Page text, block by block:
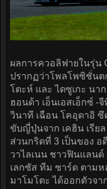
ผลการควอลิฟายในรุ่น
ปรากฏว่าโพลโพซิชั่นต
โตะห์ และ ไดซูเกะ นา
ฮอนด้า เอ็นเอสเอ็กซ์ -
วินาที เฉือน โคอุดาอิ ซึ
ขับญี่ปุ่นจาก เคฮิน เรียล
ส่วนกริดที่ 3 เป็นของ อ
วาไลเนน ชาวฟินแลน
เลกซัส ทีม ซาร์ด ตามห
มาโมโตะ ได้ออกตัวจา